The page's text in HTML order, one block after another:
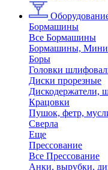
Бормашины
Все Бормашины
Бормашины,
Боры
Головки
Диски прорезные
Дискодержатели,
Крацовки
Пушок, фетр,
Сверла
Еще
Прессование
Все Прессование
Анки, вырубки,